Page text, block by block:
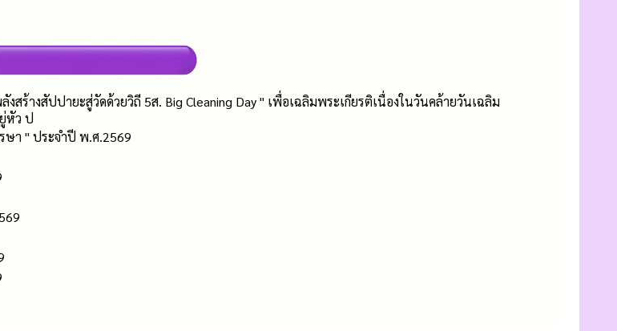
สร้างสัปปายะสู่วัดด้วยวิถี 5ส. Big Cleaning Day " เพื่อเฉลิมพระเกียรติเนื่องในวันคล้ายวันเฉลิม
หัว ป
ษา " ประจำปี พ.ศ.2569